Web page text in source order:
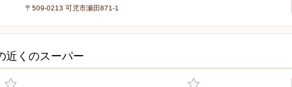
〒509-0213 可児市瀬田871-1
近くのスーパー